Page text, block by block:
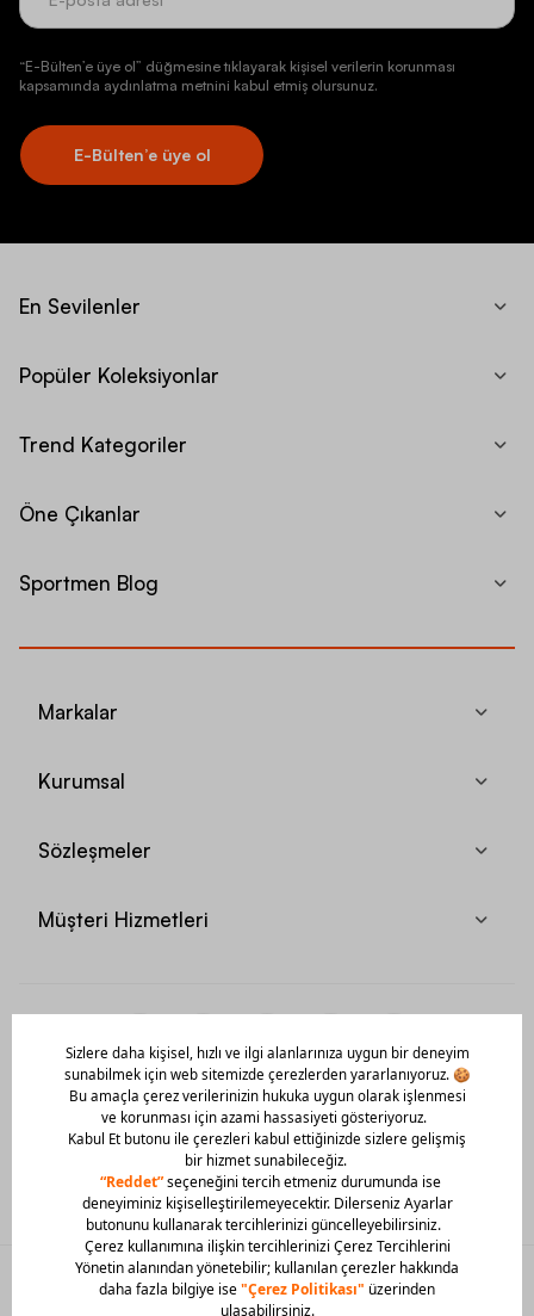
“E-Bülten’e üye ol” düğmesine tıklayarak kişisel verilerin korunması
kapsamında aydınlatma metnini kabul etmiş olursunuz.
E-Bülten’e üye ol
En Sevilenler
Popüler Koleksiyonlar
Trend Kategoriler
Öne Çıkanlar
Sportmen Blog
Markalar
Kurumsal
Sözleşmeler
Müşteri Hizmetleri
Mobil Uygulamamızı Hemen İndir!